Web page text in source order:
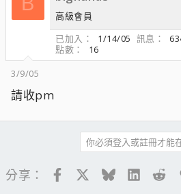
高級會員
已加入
1/14/05 訊息
點數
16
3/9/05
請收pm
你必須登入或註冊才能
分享： FacebookBluesky